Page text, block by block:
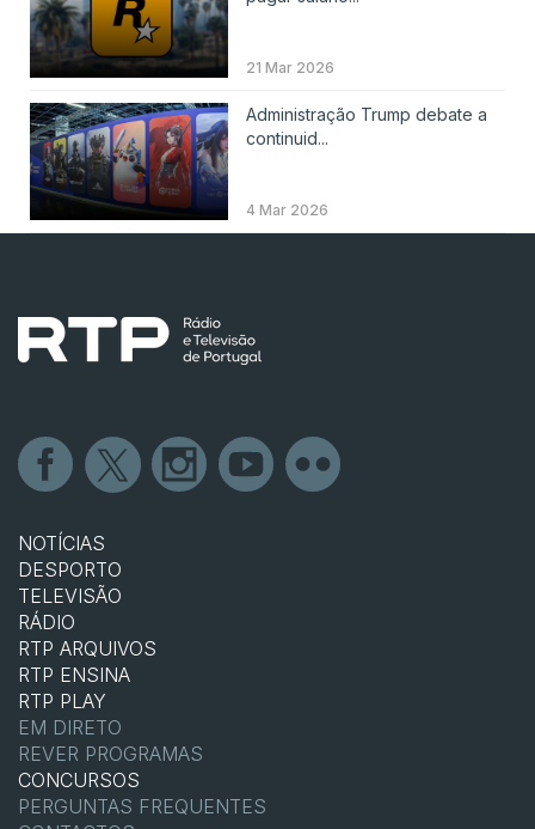
21 Mar 2026
Administração Trump debate a
continuid...
4 Mar 2026
NOTÍCIAS
DESPORTO
TELEVISÃO
RÁDIO
RTP ARQUIVOS
RTP ENSINA
RTP PLAY
EM DIRETO
REVER PROGRAMAS
CONCURSOS
PERGUNTAS FREQUENTES